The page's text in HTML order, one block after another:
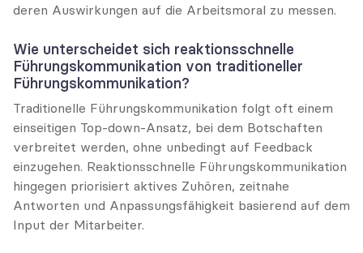
deren Auswirkungen auf die Arbeitsmoral zu messen.
Wie unterscheidet sich reaktionsschnelle
Führungskommunikation von traditioneller
Führungskommunikation?
Traditionelle Führungskommunikation folgt oft einem
einseitigen Top-down-Ansatz, bei dem Botschaften
verbreitet werden, ohne unbedingt auf Feedback
einzugehen. Reaktionsschnelle Führungskommunikation
hingegen priorisiert aktives Zuhören, zeitnahe
Antworten und Anpassungsfähigkeit basierend auf dem
Input der Mitarbeiter.